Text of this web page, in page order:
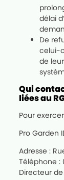
délai
De
celui-
de
Qui
liées au
Pour
Pro Garden
Adresse :
Téléphone :
Directeur de